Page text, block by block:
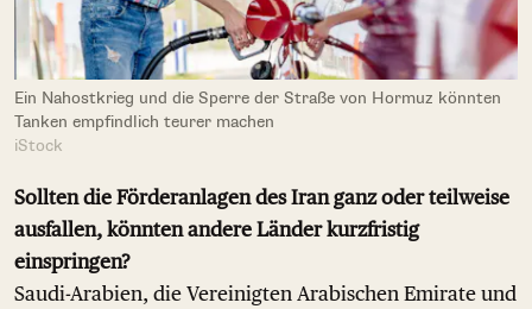
Ein Nahostkrieg und die Sperre der Straße von Hormuz könnten
Tanken empfindlich teurer machen
iStock
Sollten die Förderanlagen des Iran ganz oder teilweise
ausfallen, könnten andere Länder kurzfristig
einspringen?
Saudi-Arabien, die Vereinigten Arabischen Emirate und